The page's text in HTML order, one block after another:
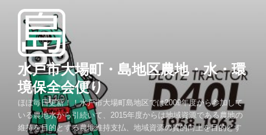
水戸市大場町・島地区農地・水・環
境保全会便り
ほぼ毎日更新！！水戸市大場町島地区では2009年度から参加して
いる農地水から引続いて、2015年度からは地域資源である農地の
維持を目的とする農地維持支払、地域資源の質的向上を目的とす